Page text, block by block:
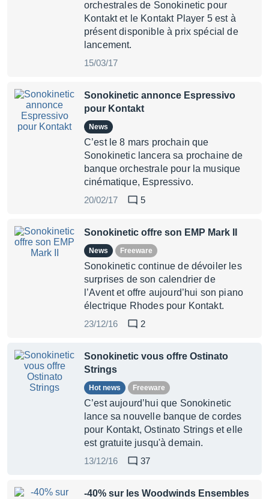
orchestrales de Sonokinetic pour
Kontakt et le Kontakt Player 5 est à
présent disponible à prix spécial de
lancement.
15/03/17
Sonokinetic annonce Espressivo
pour Kontakt
News
C’est le 8 mars prochain que
Sonokinetic lancera sa prochaine de
banque orchestrale pour la musique
cinématique, Espressivo.
20/02/17
5
Sonokinetic offre son EMP Mark II
News Freeware
Sonokinetic continue de dévoiler les
surprises de son calendrier de
l’Avent et offre aujourd’hui son piano
électrique Rhodes pour Kontakt.
23/12/16
2
Sonokinetic vous offre Ostinato
Strings
Hot news Freeware
C’est aujourd’hui que Sonokinetic
lance sa nouvelle banque de cordes
pour Kontakt, Ostinato Strings et elle
est gratuite jusqu'à demain.
13/12/16
37
-40% sur les Woodwinds Ensembles